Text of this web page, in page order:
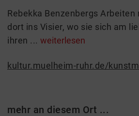
Rebekka Benzenbergs Arbeiten
dort ins Visier, wo sie sich am
ihren ... weiterlesen
mehr an diesem Ort ...